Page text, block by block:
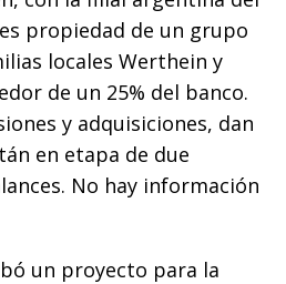
propiedad de un grupo
locales Werthein y
de un 25% del banco.
y adquisiciones, dan
en etapa de due
No hay información
un proyecto para la